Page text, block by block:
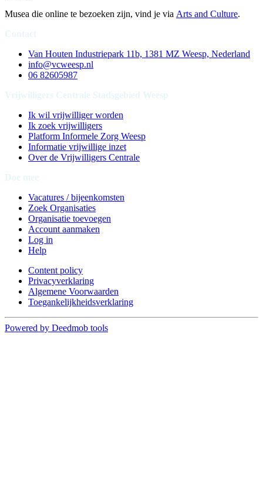
Musea die online te bezoeken zijn, vind je via Arts and Culture.
Van Houten Industriepark 11b, 1381 MZ Weesp, Nederland
info@vcweesp.nl
06 82605987
Ik wil vrijwilliger worden
Ik zoek vrijwilligers
Platform Informele Zorg Weesp
Informatie vrijwillige inzet
Over de Vrijwilligers Centrale
Vacatures / bijeenkomsten
Zoek Organisaties
Organisatie toevoegen
Account aanmaken
Log in
Help
Content policy
Privacyverklaring
Algemene Voorwaarden
Toegankelijkheidsverklaring
Powered by Deedmob tools